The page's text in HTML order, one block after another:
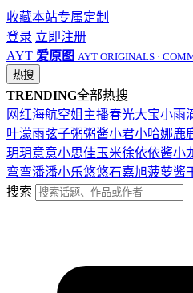
收藏本站专属定制
登录 立即注册
AYT 爱原图 AYT ORIGINALS ·
热搜
TRENDING全部热搜
网红海航空姐 主播春光大宝小雨
叶濛雨弦子粥粥酱小君小哈娜鹿
玥玥意意小思佳玉米徐依依酱小
弯弯潘潘小乐悠悠石嘉旭菠萝酱
搜索